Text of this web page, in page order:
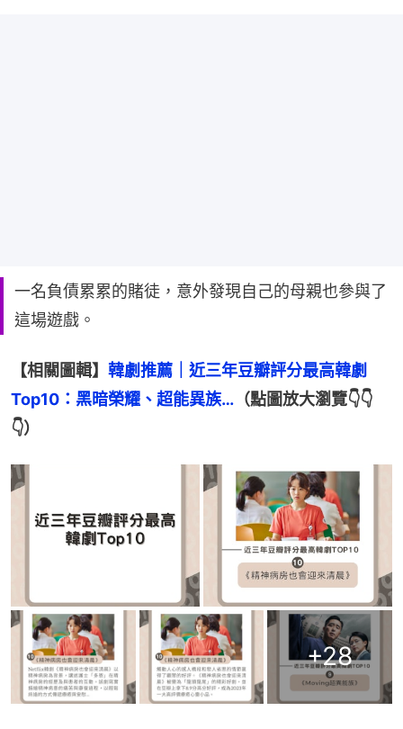
一名負債累累的賭徒，意外發現自己的母親也參與了
這場遊戲。
【相關圖輯】 韓劇推薦｜近三年豆瓣評分最高韓劇
Top10：黑暗榮耀、超能異族… （點圖放大瀏覽👇👇
👇）
+28